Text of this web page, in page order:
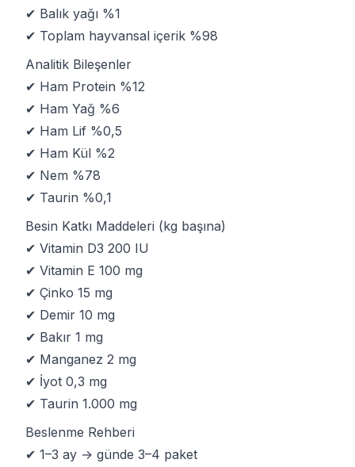
✔ Balık yağı %1
✔ Toplam hayvansal içerik %98
Analitik Bileşenler
✔ Ham Protein %12
✔ Ham Yağ %6
✔ Ham Lif %0,5
✔ Ham Kül %2
✔ Nem %78
✔ Taurin %0,1
Besin Katkı Maddeleri (kg başına)
✔ Vitamin D3 200 IU
✔ Vitamin E 100 mg
✔ Çinko 15 mg
✔ Demir 10 mg
✔ Bakır 1 mg
✔ Manganez 2 mg
✔ İyot 0,3 mg
✔ Taurin 1.000 mg
Beslenme Rehberi
✔ 1–3 ay → günde 3–4 paket